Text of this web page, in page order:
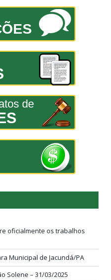
de
oficialmente os trabalhos
Municipal de Jacundá/PA
Solene – 31/03/2025